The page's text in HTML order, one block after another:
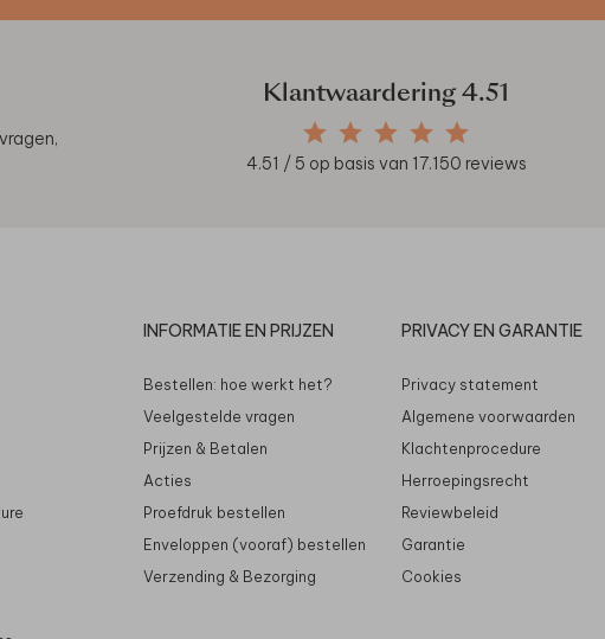
Klantwaardering4.51
4.51 / 5 op basis van 17.150 reviews
INFORMATIE EN PRIJZEN
Bestellen: hoe werkt het?
Veelgestelde vragen
Prijzen & Betalen
Acties
Proefdruk bestellen
Enveloppen (vooraf) bestellen
Verzending & Bezorging
PRIVACY EN GARANTIE
Privacy statement
Algemene voorwaarden
Klachtenprocedure
Herroepingsrecht
Reviewbeleid
Garantie
Cookies